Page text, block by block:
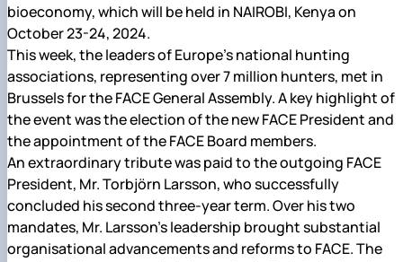
Іноземні мови
Працевлаштування
Їдальні та буфети
Студентські квитки
Центр вивчення мов
Психологічна підтримка
Інклюзивне середовище
Рада молодих вчених
Наукові школи
Стартап школа НУБіП України
Методичні рекомендації, пам'ятки
Форми документів
Патентно-ліцензійна діяльність
ЦКНО «Агропромисловий комплекс, лісове і
садово-паркове господарство, ветеринарна
медицина»
Обладнання НУБіП України
Біоетична комісія
Наукові видання
Досліднику та автору
Звіт про проведення НТЗ
Наукові журнали НУБіП України
Наукові журнали НУБіП України (English)
Пам'ятка про проведення науково-
заходів
Порядок планування та організації
проведення НТЗ
Результати науково-технічних заходів
Монографії
Наука для бізнесу
Каталог наукових послуг
«SEB-2024»
«SEB-2025»
Наглядова рада
Рада роботодавців
Благодійний фонд «Голосіївська ініціатива
Історія університету
Видатні випускники та працівники
Звіт ректора
Пам'яті захисників України
Почесні доктори і професори НУБіП України
Пресслужба
Університетський кур'єр
Вибори ректора
Програма розвитку університету
ініціатива – 2025»
Доступ до публічної інформації
Державні закупівлі
Офіційна символіка
Антикорупційні заходи
Уповноважена особа з питань запобігання
виявлення корупції
Положення про антикорупційного
уповноваженого НУБіП України
Національні нормативно-правові акти
Нормативно-правові акти НУБіП України
Інформаційні ресурси НАЗК
Методичні роз’яснення НАЗК
Антикорупційні заходи
Гендерна радниця
Контактна інформація
bioeconomy, which will be held in NAIROBI, Kenya on
October 23-24, 2024.
This week, the leaders of Europe’s national hunting
associations, representing over 7 million hunters, met in
Brussels for the FACE General Assembly. A key highlight of
the event was the election of the new FACE President and
the appointment of the FACE Board members.
An extraordinary tribute was paid to the outgoing FACE
President, Mr. Torbjörn Larsson, who successfully
concluded his second three-year term. Over his two
mandates, Mr. Larsson’s leadership brought substantial
organisational advancements and reforms to FACE. The